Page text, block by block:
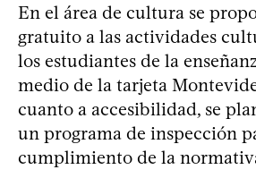
En el área de cultura se
gratuito a las actividades
los estudiantes de la
medio de la tarjeta
cuanto a accesibilidad, se
un programa de inspección
cumplimiento de la